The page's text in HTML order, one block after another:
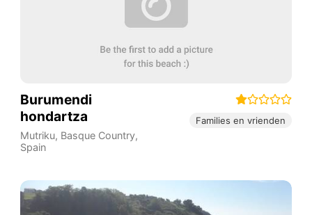
Burumendi
hondartza
Mutriku, Basque Country,
Spain
Families en vrienden